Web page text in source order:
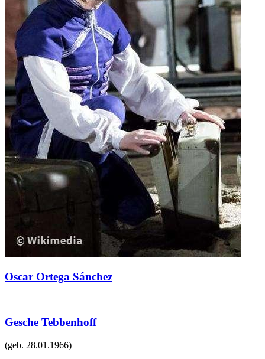
Oscar Ortega Sánchez
Gesche Tebbenhoff
(geb. 28.01.1966)